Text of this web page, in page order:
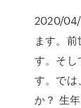
2020/04/
ます。
す。そし
す。では
か？ 生